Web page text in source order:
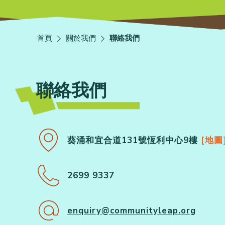
首頁 關於我們 聯絡我們
聯絡我們
葵涌和宜合道131號恆利中心9樓 [地
2699 9337
enquiry@communityleap.org